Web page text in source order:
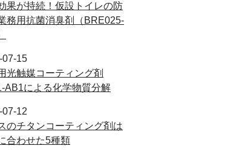
果が持続！仮設トイレの防
務用抗菌消臭剤（BRE025-
07-15
光触媒コーティング剤
AB1による化学物質分解
07-12
のチタンコーティング剤は
合わせた5種類